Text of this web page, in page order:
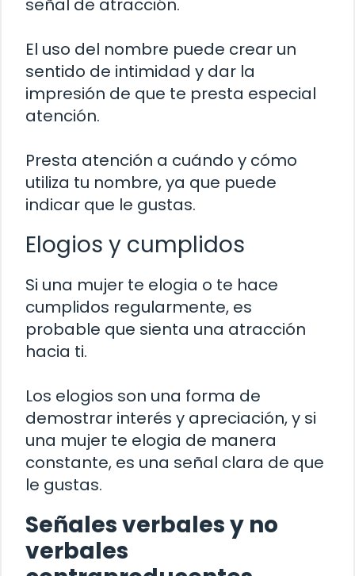
señal de atracción.
El uso del nombre puede crear un
sentido de intimidad y dar la
impresión de que te presta especial
atención.
Presta atención a cuándo y cómo
utiliza tu nombre, ya que puede
indicar que le gustas.
Elogios y cumplidos
Si una mujer te elogia o te hace
cumplidos regularmente, es
probable que sienta una atracción
hacia ti.
Los elogios son una forma de
demostrar interés y apreciación, y si
una mujer te elogia de manera
constante, es una señal clara de que
le gustas.
Señales verbales y no
verbales